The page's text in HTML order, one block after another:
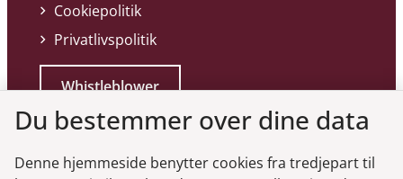
Cookiepolitik
Privatlivspolitik
Whistleblower
Du bestemmer over dine data
Denne hjemmeside benytter cookies fra tredjepart til